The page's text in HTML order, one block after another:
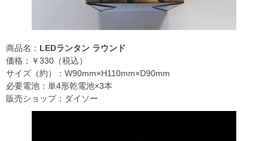
商品名： LEDランタン ラウンド
価格：￥330（税込）
サイズ（約）：W90mm×H110mm×D90mm
必要電池：単4形乾電池×3本
販売ショップ：ダイソー